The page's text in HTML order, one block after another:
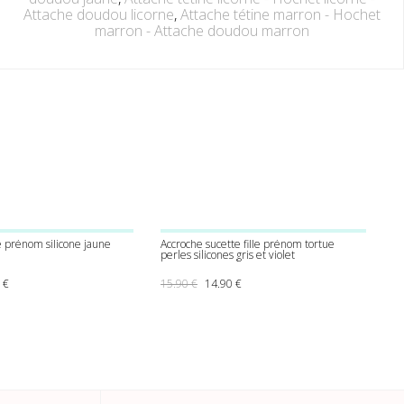
Attache doudou licorne,Attache tétine marron - Hochet
marron - Attache doudou marron
prénom silicone jaune
initial était : 15.90 €.
€Le prix actuel est : 13.00 €.
Accroche sucette fille prénom tortue
perles silicones gris et violet
15.90€ Le prix initial était : 15.90 €.
14.90 €Le prix actuel est : 14.90 €.